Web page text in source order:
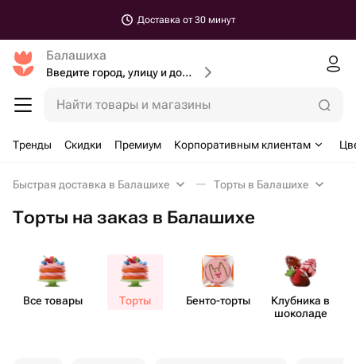
Доставка от 30 минут
Балашиха
Введите город, улицу и дом доставки
Найти товары и магазины
Тренды Скидки Премиум Корпоративным клиентам
Быстрая доставка в Балашихе Торты в Балашихе
Торты на заказ в Балашихе
Все товары Торты Бенто​-торты
Клубника в
шоколаде